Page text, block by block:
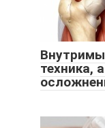
техника,